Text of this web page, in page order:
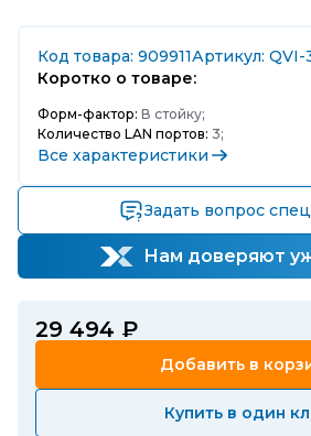
Код товара: 909911Артикул: QVI-
Коротко о товаре:
Форм-фактор: В стойку;
Количество LAN портов: 3;
Все характеристики
Задать вопрос
Нам доверяют
29 494 ₽
Добавить в
Купить в один